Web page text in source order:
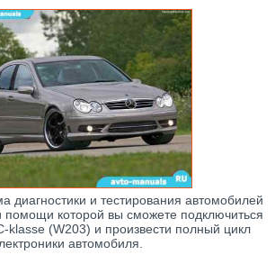
диагностики и тестирования автомобилей
помощи которой вы сможете подключиться
klasse (W203) и произвести полный цикл
автомобиля.